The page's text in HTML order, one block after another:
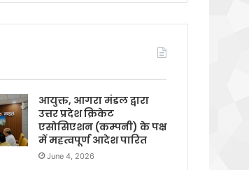
आयुक्त, आगरा मंडल द्वारा
उत्तर प्रदेश क्रिकेट
एसोसिएशन (कम्पनी) के पक्ष
में महत्वपूर्ण आदेश पारित
June 4, 2026